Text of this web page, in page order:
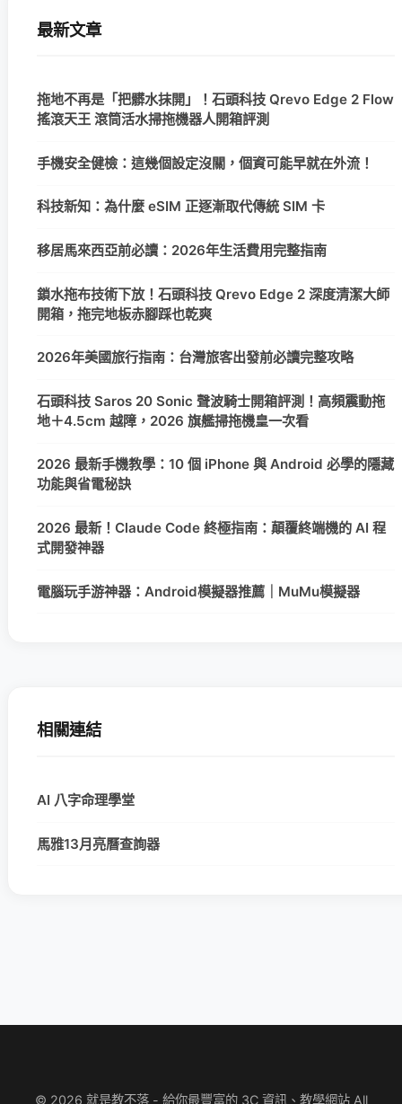
最新文章
拖地不再是「把髒水抹開」！石頭科技 Qrevo Edge 2 Flow
搖滾天王 滾筒活水掃拖機器人開箱評測
手機安全健檢：這幾個設定沒關，個資可能早就在外流！
科技新知：為什麼 eSIM 正逐漸取代傳統 SIM 卡
移居馬來西亞前必讀：2026年生活費用完整指南
鎖水拖布技術下放！石頭科技 Qrevo Edge 2 深度清潔大師
開箱，拖完地板赤腳踩也乾爽
2026年美國旅行指南：台灣旅客出發前必讀完整攻略
石頭科技 Saros 20 Sonic 聲波騎士開箱評測！高頻震動拖
地＋4.5cm 越障，2026 旗艦掃拖機皇一次看
2026 最新手機教學：10 個 iPhone 與 Android 必學的隱藏
功能與省電秘訣
2026 最新！Claude Code 終極指南：顛覆終端機的 AI 程
式開發神器
電腦玩手游神器：Android模擬器推薦｜MuMu模擬器
相關連結
AI 八字命理學堂
馬雅13月亮曆查詢器
© 2026 就是教不落 - 給你最豐富的 3C 資訊、教學網站 All